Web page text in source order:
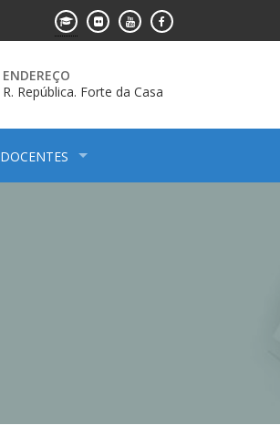
ENDEREÇO
R. República. Forte da Casa
DOCENTES